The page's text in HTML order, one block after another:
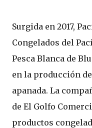
Surgida en 2017,
Congelados del
Pesca Blanca de
en la producción
apanada. La
de El Golfo
productos